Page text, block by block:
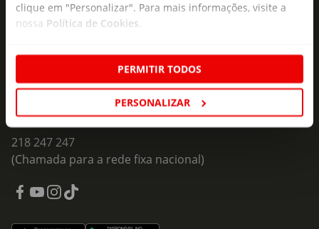
clique em "Personalizar". Para mais informações, visite a
nossa Política de Cookies.
PERMITIR TODOS
PERSONALIZAR
Formulário de Contacto
218 247 247
(Chamada para a rede fixa nacional)